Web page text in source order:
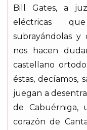
Bill Gates, a
eléctricas
subrayándolas y
nos hacen
castellano
éstas,
juegan a
de Cabuérniga,
corazón de